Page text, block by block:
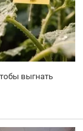
выгнать